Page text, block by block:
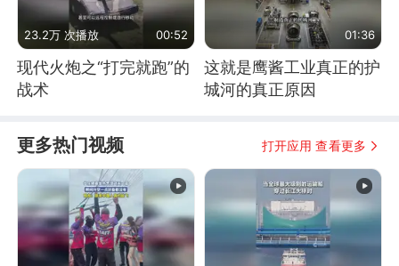
23.2万 次播放 00:52
现代火炮之“打完就跑”的
战术
01:36
这就是鹰酱工业真正的护
城河的真正原因
更多热门视频 打开应用 查看更多